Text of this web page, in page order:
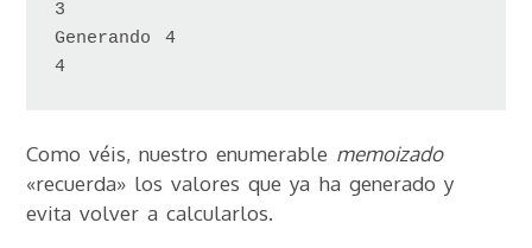
3
Generando 4
Como véis, nuestro enumerable memoizado
«recuerda» los valores que ya ha generado y
evita volver a calcularlos.